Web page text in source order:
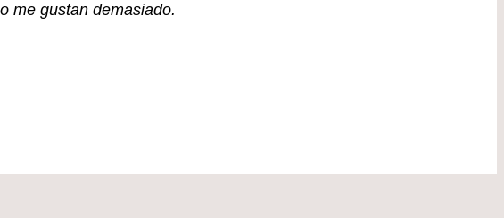
me gustan demasiado.